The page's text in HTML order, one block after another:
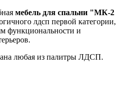
мебель для спальни "МК-2
лдсп первой категории,
функциональности и
любая из палитры ЛДСП.